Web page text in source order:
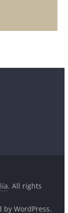
. All rights
by WordPress.